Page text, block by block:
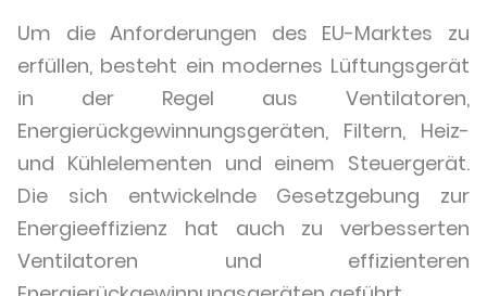
Um die Anforderungen des EU-Marktes zu
erfüllen, besteht ein modernes Lüftungsgerät
in der Regel aus Ventilatoren,
Energierückgewinnungsgeräten, Filtern, Heiz-
und Kühlelementen und einem Steuergerät.
Die sich entwickelnde Gesetzgebung zur
Energieeffizienz hat auch zu verbesserten
Ventilatoren und effizienteren